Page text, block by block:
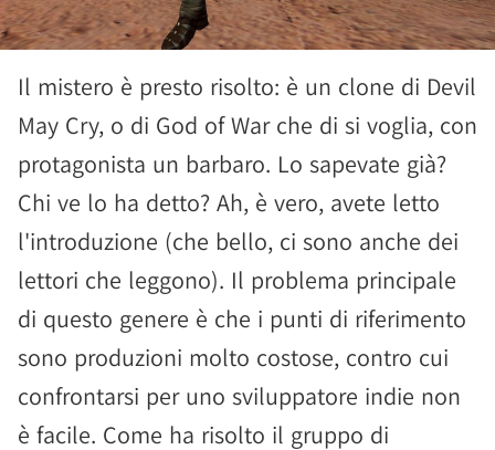
Il mistero è presto risolto: è un clone di Devil
May Cry, o di God of War che di si voglia, con
protagonista un barbaro. Lo sapevate già?
Chi ve lo ha detto? Ah, è vero, avete letto
l'introduzione (che bello, ci sono anche dei
lettori che leggono). Il problema principale
di questo genere è che i punti di riferimento
sono produzioni molto costose, contro cui
confrontarsi per uno sviluppatore indie non
è facile. Come ha risolto il gruppo di